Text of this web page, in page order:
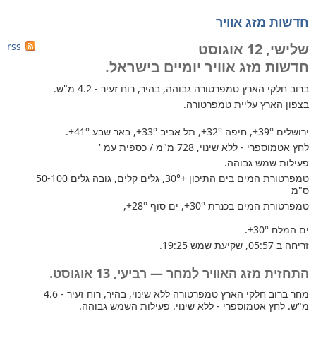
חדשות מזג אוויר
rss
שלישי, 12 אוגוסט
חדשות מזג אוויר יומיים בישראל.
ברוב חלקי הארץ טמפרטורה גבוהה, בהיר, רוח זעיר - 4.2 מ"ש.
בצפון הארץ עליית טמפרטורה.
ירושלים +39°, חיפה +32°, תל אביב +33°, באר שבע +41°
.
לחץ אטמוספרי - ללא שינוי, 728 מ"מ / כספית עמ '
פעילות שמש גבוהה.
טמפרטורת המים בים התיכון +30°
, גלים קלים, גובה גלים 50-100
ס"מ
טמפרטורת המים בכנרת +30°, ים סוף +28°
,
ים המלח +30°
.
זריחה ב 05:57, שקיעת שמש 19:25.
התחזית מזג האוויר למחר — רביעי, 13 אוגוסט.
מחר ברוב חלקי הארץ טמפרטורה ללא שינוי, בהיר, רוח זעיר - 4.6
מ"ש. לחץ אטמוספרי - ללא שינוי. פעילות השמש גבוהה.